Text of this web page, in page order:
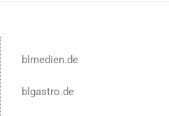
blmedien.de
blgastro.de